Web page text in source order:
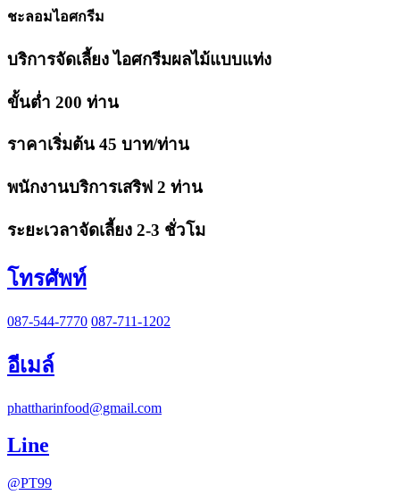
ชะลอมไอศกรีม
บริการจัดเลี้ยง ไอศกรีมผลไม้แบบแท่ง
ขั้นต่ำ 200 ท่าน
ราคาเริ่มต้น 45 บาท/ท่าน
พนักงานบริการเสริฟ 2 ท่าน
ระยะเวลาจัดเลี้ยง 2-3 ชั่วโม
โทรศัพท์
087-544-7770 087-711-1202
อีเมล์
phattharinfood@gmail.com
Line
@PT99